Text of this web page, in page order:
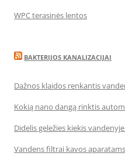
WPC terasinės lentos
BAKTERIJOS KANALIZACIJAI
Dažnos klaidos renkantis
Kokią nano dangą rinktis
Didelis geležies kiekis
Vandens filtrai kavos